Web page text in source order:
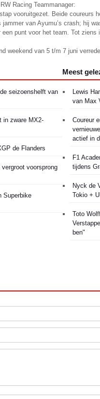
Racing Teammanager:
vooruitgezet. Beide coureurs
van Ayumu’s crash; hij
punt voor het team. Tot ziens
weekend van 5 t/m 7 juni
seizoenshelft van
in zware MX2-
de Flanders
voorsprong
Superbike
Meest
Lewis
van Max
Coureur
actief in
F1
tijdens
Nyck de
Tokio +
Toto
ben"